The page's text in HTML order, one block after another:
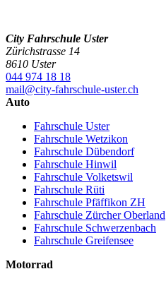
City Fahrschule Uster
Zürichstrasse 14
8610 Uster
044 974 18 18
mail@city-fahrschule-uster.ch
Auto
Fahrschule Uster
Fahrschule Wetzikon
Fahrschule Dübendorf
Fahrschule Hinwil
Fahrschule Volketswil
Fahrschule Rüti
Fahrschule Pfäffikon ZH
Fahrschule Zürcher Oberland
Fahrschule Schwerzenbach
Fahrschule Greifensee
Motorrad